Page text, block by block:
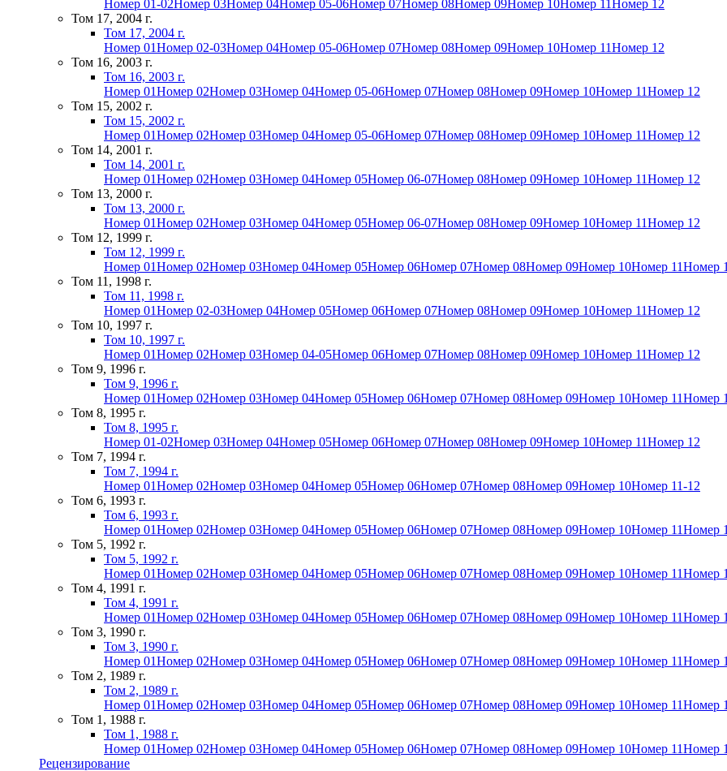
Номер 01-02Номер 03Номер 04Номер 05-06Номер 07Номер 08Номер 09Номер 10Номер 11Номер 12
Том 17, 2004 г.
Том 17, 2004 г.
Номер 01Номер 02-03Номер 04Номер 05-06Номер 07Номер 08Номер 09Номер 10Номер 11Номер 12
Том 16, 2003 г.
Том 16, 2003 г.
Номер 01Номер 02Номер 03Номер 04Номер 05-06Номер 07Номер 08Номер 09Номер 10Номер 11Номер 12
Том 15, 2002 г.
Том 15, 2002 г.
Номер 01Номер 02Номер 03Номер 04Номер 05-06Номер 07Номер 08Номер 09Номер 10Номер 11Номер 12
Том 14, 2001 г.
Том 14, 2001 г.
Номер 01Номер 02Номер 03Номер 04Номер 05Номер 06-07Номер 08Номер 09Номер 10Номер 11Номер 12
Том 13, 2000 г.
Том 13, 2000 г.
Номер 01Номер 02Номер 03Номер 04Номер 05Номер 06-07Номер 08Номер 09Номер 10Номер 11Номер 12
Том 12, 1999 г.
Том 12, 1999 г.
Номер 01Номер 02Номер 03Номер 04Номер 05Номер 06Номер 07Номер 08Номер 09Номер 10Номер 11Номер
Том 11, 1998 г.
Том 11, 1998 г.
Номер 01Номер 02-03Номер 04Номер 05Номер 06Номер 07Номер 08Номер 09Номер 10Номер 11Номер 12
Том 10, 1997 г.
Том 10, 1997 г.
Номер 01Номер 02Номер 03Номер 04-05Номер 06Номер 07Номер 08Номер 09Номер 10Номер 11Номер 12
Том 9, 1996 г.
Том 9, 1996 г.
Номер 01Номер 02Номер 03Номер 04Номер 05Номер 06Номер 07Номер 08Номер 09Номер 10Номер 11Номер
Том 8, 1995 г.
Том 8, 1995 г.
Номер 01-02Номер 03Номер 04Номер 05Номер 06Номер 07Номер 08Номер 09Номер 10Номер 11Номер 12
Том 7, 1994 г.
Том 7, 1994 г.
Номер 01Номер 02Номер 03Номер 04Номер 05Номер 06Номер 07Номер 08Номер 09Номер 10Номер 11-12
Том 6, 1993 г.
Том 6, 1993 г.
Номер 01Номер 02Номер 03Номер 04Номер 05Номер 06Номер 07Номер 08Номер 09Номер 10Номер 11Номер
Том 5, 1992 г.
Том 5, 1992 г.
Номер 01Номер 02Номер 03Номер 04Номер 05Номер 06Номер 07Номер 08Номер 09Номер 10Номер 11Номер
Том 4, 1991 г.
Том 4, 1991 г.
Номер 01Номер 02Номер 03Номер 04Номер 05Номер 06Номер 07Номер 08Номер 09Номер 10Номер 11Номер
Том 3, 1990 г.
Том 3, 1990 г.
Номер 01Номер 02Номер 03Номер 04Номер 05Номер 06Номер 07Номер 08Номер 09Номер 10Номер 11Номер
Том 2, 1989 г.
Том 2, 1989 г.
Номер 01Номер 02Номер 03Номер 04Номер 05Номер 06Номер 07Номер 08Номер 09Номер 10Номер 11Номер
Том 1, 1988 г.
Том 1, 1988 г.
Номер 01Номер 02Номер 03Номер 04Номер 05Номер 06Номер 07Номер 08Номер 09Номер 10Номер 11Номер
Рецензирование